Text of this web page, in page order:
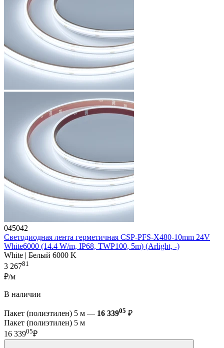
045042
Светодиодная лента герметичная CSP-PFS-X480-10mm 24V
White6000 (14.4 W/m, IP68, TWP100, 5m) (Arlight, -)
White | Белый 6000 K
3 26781
₽/м
В наличии
Пакет (полиэтилен) 5 м — 16 33905 ₽
Пакет (полиэтилен) 5 м
16 33905₽